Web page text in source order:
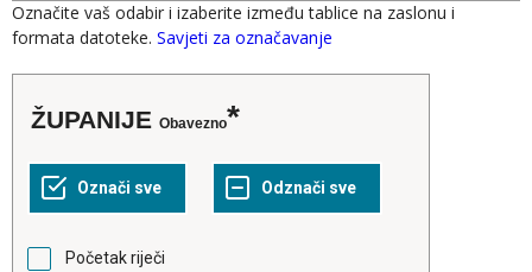
Označite vaš odabir i izaberite između tablice na zaslonu i
formata datoteke. Savjeti za označavanje
ŽUPANIJE Obavezno
Početak riječi